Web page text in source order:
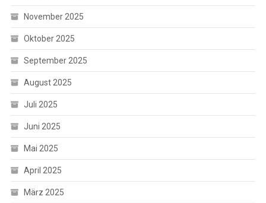
November 2025
Oktober 2025
September 2025
August 2025
Juli 2025
Juni 2025
Mai 2025
April 2025
März 2025